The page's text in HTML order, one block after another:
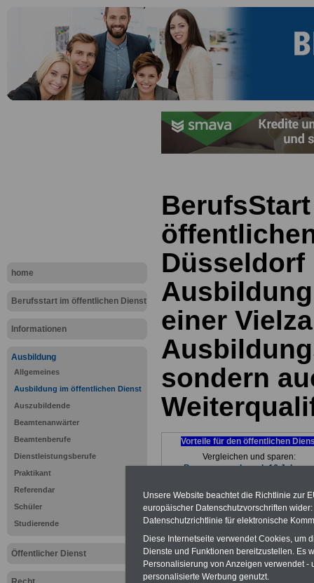
home
Berufsstart im öffentlichen Dienst
Informationen
Ausbildung
Allgemeines
Ausbildung im öffentlichen Dienst
Auszubildende
Beamtenanwärter
Beamtenberufe
Dienstleistungsberufe
Praktikant
Referendar
Schüler
Studierende
Öffentlicher Dienst
einer
sondern
Vorteile für den öffentlichen
Vergleichen und sparen:
Bausparen schon ab 16 Jahren
Krankenzusatzversicherung
Zahnzusatzversicherung-Vorteile
Privaten Krankenversicherung
Unsere Website beachtet die Richtlinie zur
europäischer Datenschutzvorschriften
Datenschutzrichtlinie für elektronische
Diese Internetseite verwendet Cookies, um
Dienste und Funktionen bereitzustellen. Es
Personalisierung von Anzeigen verwendet
personalisierte Werbung genutzt.